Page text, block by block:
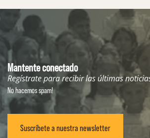
Mantente conectado
Regístrate para recibir las últimas
No hacemos spam!
Suscríbete a nuestra newsletter